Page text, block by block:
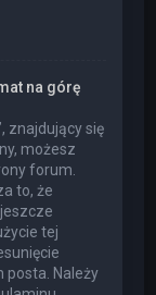
na górę
znajdujący się
możesz
forum.
to, że
tej
posta. Należy